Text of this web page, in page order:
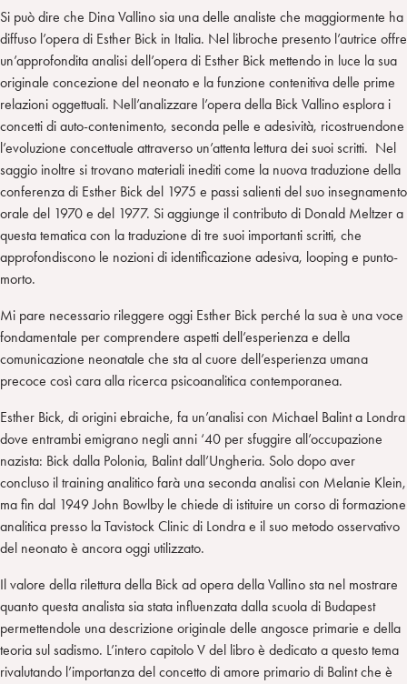
Si può dire che Dina Vallino sia una delle analiste che maggiormente ha
diffuso l’opera di Esther Bick in Italia. Nel libroche presento l’autrice offre
un’approfondita analisi dell’opera di Esther Bick mettendo in luce la sua
originale concezione del neonato e la funzione contenitiva delle prime
relazioni oggettuali. Nell’analizzare l’opera della Bick Vallino esplora i
concetti di auto-contenimento, seconda pelle e adesività, ricostruendone
l’evoluzione concettuale attraverso un’attenta lettura dei suoi scritti. Nel
saggio inoltre si trovano materiali inediti come la nuova traduzione della
conferenza di Esther Bick del 1975 e passi salienti del suo insegnamento
orale del 1970 e del 1977. Si aggiunge il contributo di Donald Meltzer a
questa tematica con la traduzione di tre suoi importanti scritti, che
approfondiscono le nozioni di identificazione adesiva, looping e punto-
morto.
Mi pare necessario rileggere oggi Esther Bick perché la sua è una voce
fondamentale per comprendere aspetti dell’esperienza e della
comunicazione neonatale che sta al cuore dell’esperienza umana
precoce così cara alla ricerca psicoanalitica contemporanea.
Esther Bick, di origini ebraiche, fa un’analisi con Michael Balint a Londra
dove entrambi emigrano negli anni ‘40 per sfuggire all’occupazione
nazista: Bick dalla Polonia, Balint dall’Ungheria. Solo dopo aver
concluso il training analitico farà una seconda analisi con Melanie Klein,
ma fin dal 1949 John Bowlby le chiede di istituire un corso di formazione
analitica presso la Tavistock Clinic di Londra e il suo metodo osservativo
del neonato è ancora oggi utilizzato.
Il valore della rilettura della Bick ad opera della Vallino sta nel mostrare
quanto questa analista sia stata influenzata dalla scuola di Budapest
permettendole una descrizione originale delle angosce primarie e della
teoria sul sadismo. L’intero capitolo V del libro è dedicato a questo tema
rivalutando l’importanza del concetto di amore primario di Balint che è